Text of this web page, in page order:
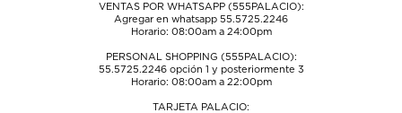
VENTAS POR WHATSAPP (555PALACIO):
Agregar en whatsapp 55.5725.2246
Horario: 08:00am a 24:00pm
PERSONAL SHOPPING (555PALACIO):
55.5725.2246opción 1 y posteriormente 3
Horario: 08:00am a 22:00pm
TARJETA PALACIO: